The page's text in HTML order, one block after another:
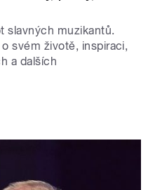
slavných muzikantů.
svém životě, inspiraci,
a dalších